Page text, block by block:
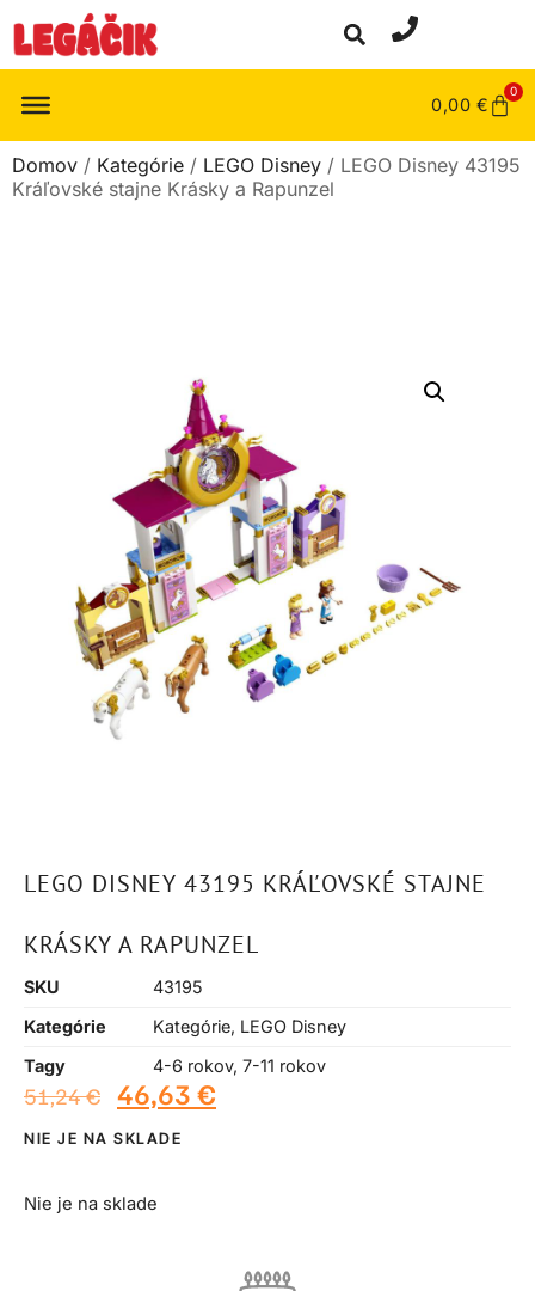
0,00 €
0
Domov / Kategórie / LEGO Disney / LEGO Disney 43195
Kráľovské stajne Krásky a Rapunzel
LEGO DISNEY 43195 KRÁĽOVSKÉ STAJNE
KRÁSKY A RAPUNZEL
SKU
43195
Kategórie
Kategórie, LEGO Disney
Tagy
4-6 rokov, 7-11 rokov
51,24€ 46,63 €
NIE JE NA SKLADE
Nie je na sklade